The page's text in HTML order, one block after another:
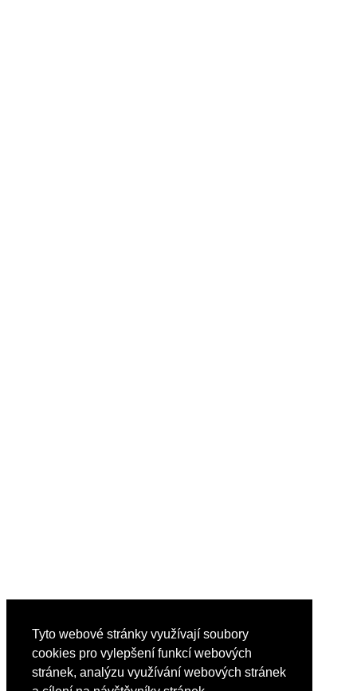
Tyto webové stránky využívají soubory
cookies pro vylepšení funkcí webových
stránek, analýzu využívání webových stránek